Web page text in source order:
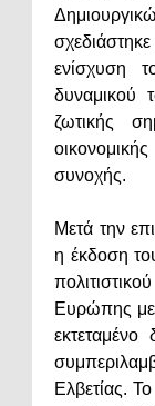
σχεδιάστηκε
ενίσχυση
δυναμικού
ζωτικής
συνοχής.
Μετά την
η έκδοση
Ευρώπης με
Ελβετίας.